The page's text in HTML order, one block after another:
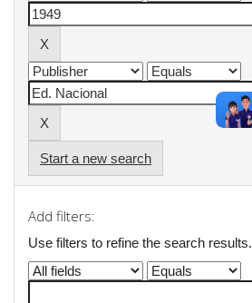
Start a new search
Add filters:
Use filters to refine the search results.